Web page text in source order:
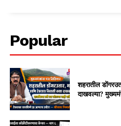
Popular
शहरातील
दाखवल्या?